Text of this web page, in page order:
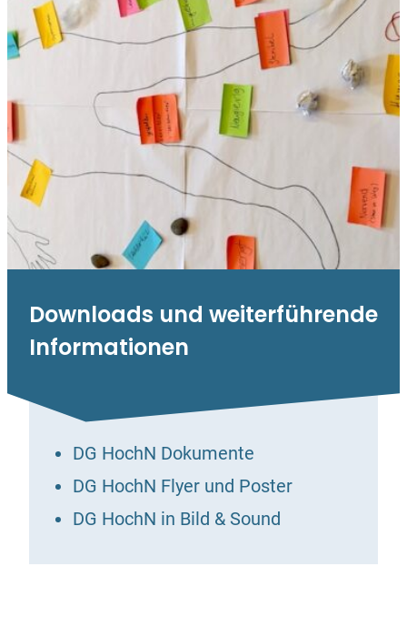
Downloads und weiterführende
Informationen
DG HochN Dokumente
DG HochN Flyer und Poster
DG HochN in Bild & Sound